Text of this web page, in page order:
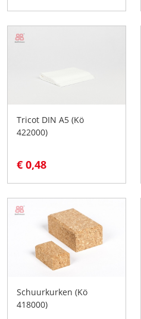
Tricot DIN A5 (Kö
422000)
€ 0,48
Schuurkurken (Kö
418000)